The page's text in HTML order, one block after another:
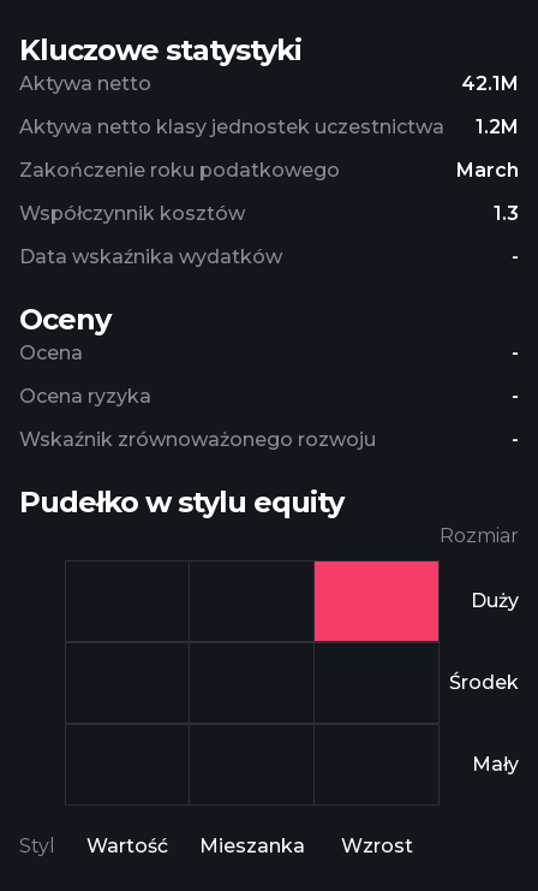
Kluczowe statystyki
Aktywa netto
42.1M
Aktywa netto klasy jednostek uczestnictwa
1.2M
Zakończenie roku podatkowego
March
Współczynnik kosztów
1.3
Data wskaźnika wydatków
-
Oceny
Ocena
-
Ocena ryzyka
-
Wskaźnik zrównoważonego rozwoju
-
Pudełko w stylu equity
Rozmiar
Duży
Środek
Mały
Styl Wartość Mieszanka Wzrost